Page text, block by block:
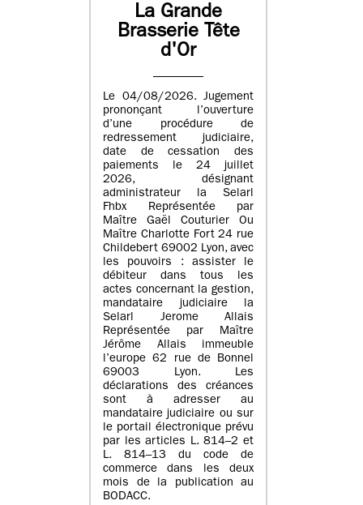
La Grande
Brasserie Tête
d'Or
Le 04/08/2026. Jugement
prononçant l’ouverture
d’une procédure de
redressement judiciaire,
date de cessation des
paiements le 24 juillet
2026, désignant
administrateur la Selarl
Fhbx Représentée par
Maître Gaël Couturier Ou
Maître Charlotte Fort 24 rue
Childebert 69002 Lyon, avec
les pouvoirs : assister le
débiteur dans tous les
actes concernant la gestion,
mandataire judiciaire la
Selarl Jerome Allais
Représentée par Maître
Jérôme Allais immeuble
l’europe 62 rue de Bonnel
69003 Lyon. Les
déclarations des créances
sont à adresser au
mandataire judiciaire ou sur
le portail électronique prévu
par les articles L. 814–2 et
L. 814–13 du code de
commerce dans les deux
mois de la publication au
BODACC.